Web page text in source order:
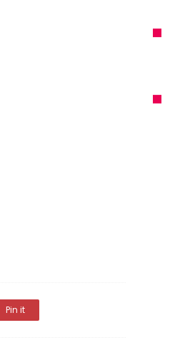
Pin it